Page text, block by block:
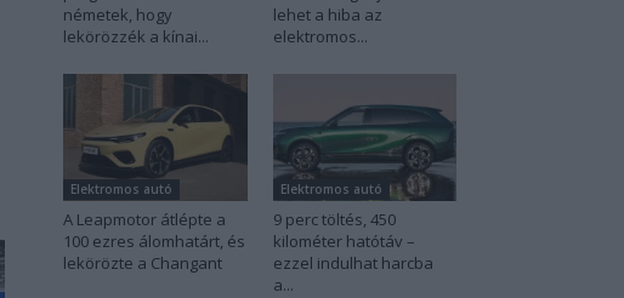
németek, hogy
lekörözzék a kínai...
lehet a hiba az
elektromos...
Elektromos autó
A Leapmotor átlépte a
100 ezres álomhatárt, és
lekörözte a Changant
Elektromos autó
9 perc töltés, 450
kilométer hatótáv –
ezzel indulhat harcba
a...